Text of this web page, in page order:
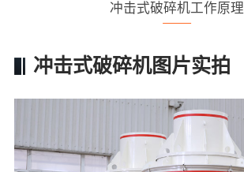
冲击式破碎机工作原理
冲击式破碎机图片实拍